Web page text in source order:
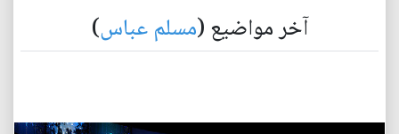
آخر مواضيع (مسلم عباس)